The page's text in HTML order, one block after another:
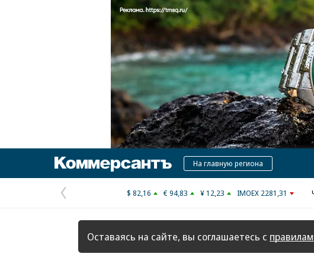
КоммерсантъНа главную региона
Предыдущая
страница
$ 82,16 € 94,83 ¥ 12,23 IMOEX 2281,31
Оставаясь на сайте, вы соглашаетесь с